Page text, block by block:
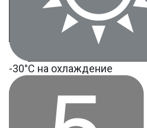
-30°С на охлаждение